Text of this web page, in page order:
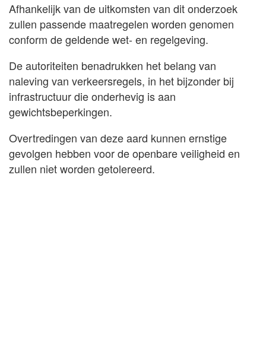
Afhankelijk van de uitkomsten van dit onderzoek
zullen passende maatregelen worden genomen
conform de geldende wet- en regelgeving.
De autoriteiten benadrukken het belang van
naleving van verkeersregels, in het bijzonder bij
infrastructuur die onderhevig is aan
gewichtsbeperkingen.
Overtredingen van deze aard kunnen ernstige
gevolgen hebben voor de openbare veiligheid en
zullen niet worden getolereerd.